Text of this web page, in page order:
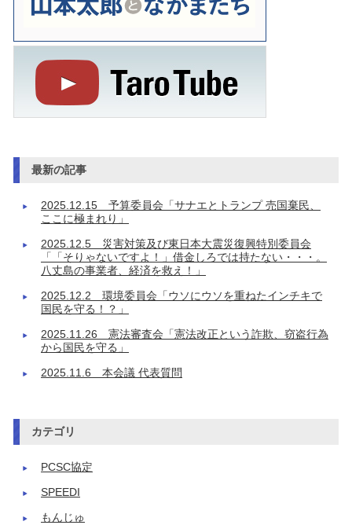
最新の記事
2025.12.15 予算委員会「サナエとトランプ 売国棄民、
ここに極まれり」
2025.12.5 災害対策及び東日本大震災復興特別委員会
「「そりゃないですよ！」借金しろでは持たない・・・。
八丈島の事業者、経済を救え！」
2025.12.2 環境委員会「ウソにウソを重ねたインチキで
国民を守る！？」
2025.11.26 憲法審査会「憲法改正という詐欺、窃盗行為
から国民を守る」
2025.11.6 本会議 代表質問
カテゴリ
PCSC協定
SPEEDI
もんじゅ